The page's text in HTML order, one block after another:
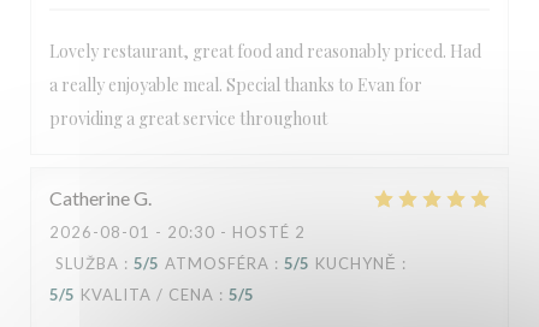
Lovely restaurant, great food and reasonably priced. Had
a really enjoyable meal. Special thanks to Evan for
providing a great service throughout
CatherineG
2026-08-01 - 20:30 - HOSTÉ 2
SLUŽBA : 5/5 ATMOSFÉRA : 5/5 KUCHYNĚ :
5/5 KVALITA / CENA : 5/5